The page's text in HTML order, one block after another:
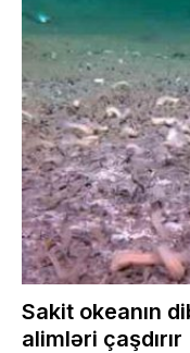
Sakit okeanın
alimləri çaşdırır